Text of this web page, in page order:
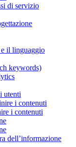
di servizio
il linguaggio
keywords)
utenti
i contenuti
i contenuti
dell’informazione